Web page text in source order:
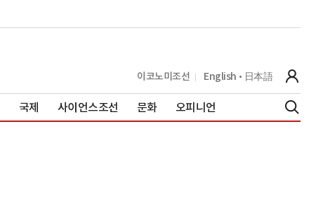
이코노미조선 English 日本語
국제 사이언스조선 문화 오피니언